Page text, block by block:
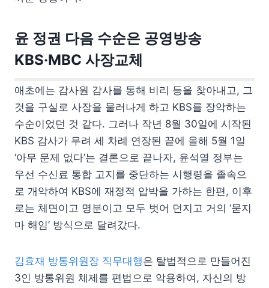
윤 정권 다음 수순은 공영방송
KBS·MBC 사장교체
애초에는 감사원 감사를 통해 비리 등을 찾아내고, 그
것을 구실로 사장을 물러나게 하고 KBS를 장악하는
수순이었던 것 같다. 그러나 작년 8월 30일에 시작된
KBS 감사가 무려 세 차례 연장된 끝에 올해 5월 1일
‘아무 문제 없다’는 결론으로 끝나자, 윤석열 정부는
우선 수신료 통합 고지를 중단하는 시행령을 졸속으
로 개악하여 KBS에 재정적 압박을 가하는 한편, 이후
로는 체면이고 명분이고 모두 벗어 던지고 거의 ‘묻지
마 해임’ 방식으로 달려갔다.
김효재 방통위원장 직무대행은 탈법적으로 만들어진
3인 방통위원 체제를 편법으로 악용하여, 자신의 방